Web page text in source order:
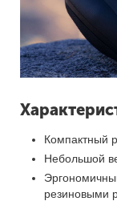
Компактный
Небольшой
резиновыми